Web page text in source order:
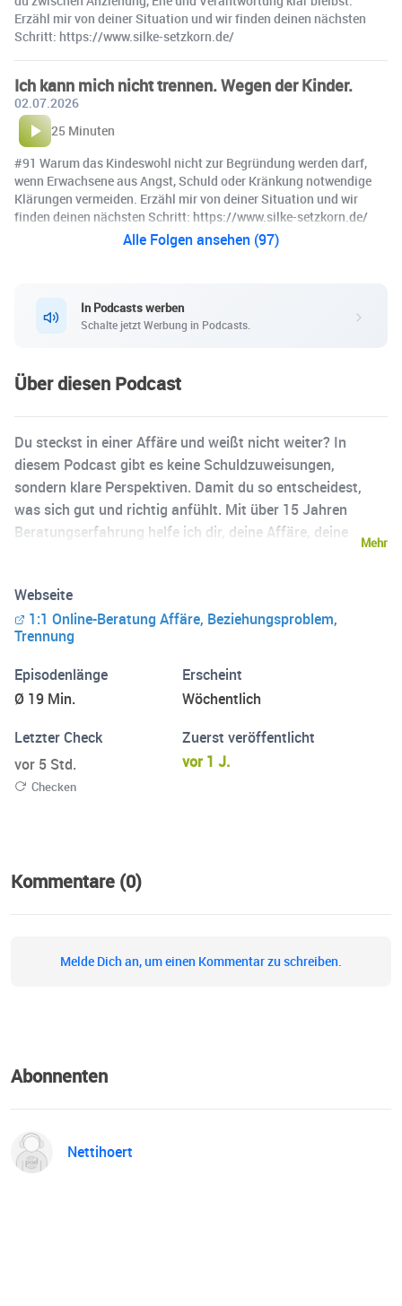
Erzähl mir von deiner Situation und wir finden deinen nächsten
Schritt: https://www.silke-setzkorn.de/
Ich kann mich nicht trennen. Wegen der Kinder.
02.07.2026
25 Minuten
#91 Warum das Kindeswohl nicht zur Begründung werden darf,
wenn Erwachsene aus Angst, Schuld oder Kränkung notwendige
Klärungen vermeiden. Erzähl mir von deiner Situation und wir
finden deinen nächsten Schritt: https://www.silke-setzkorn.de/
Alle Folgen ansehen (97)
In Podcasts werben
Schalte jetzt Werbung in Podcasts.
Über diesen Podcast
Du steckst in einer Affäre und weißt nicht weiter? In
diesem Podcast gibt es keine Schuldzuweisungen,
sondern klare Perspektiven. Damit du so entscheidest,
was sich gut und richtig anfühlt. Mit über 15 Jahren
Beratungserfahrung helfe ich dir, deine Affäre, deine
Vielleicht ist jetzt der Moment, dir Unterstützung zu
holen. Erzähl mir von deiner Situation und wir schauen,
was dein nächster Schritt ist: https://www.silke-
setzkorn.de/
Mehr
Webseite
1:1 Online-Beratung Affäre, Beziehungsproblem,
Trennung
Episodenlänge
Ø 19 Min.
Erscheint
Wöchentlich
Letzter Check
vor 5 Std.
Checken
Zuerst veröffentlicht
vor 1 J.
Kommentare (0)
Melde Dich an, um einen Kommentar zu schreiben.
Abonnenten
Nettihoert